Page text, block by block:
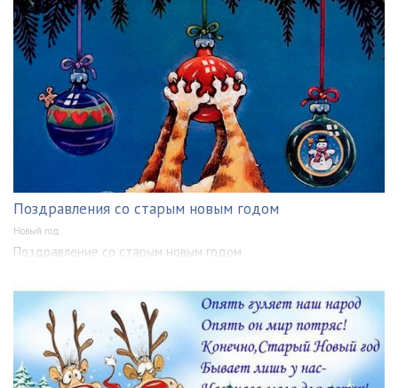
Поздравления со старым новым годом
Новый год
Поздравление со старым новым годом